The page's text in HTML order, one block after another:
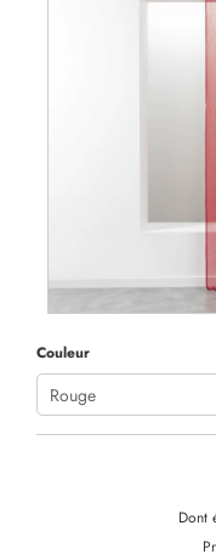
Couleur
Rouge
Dont